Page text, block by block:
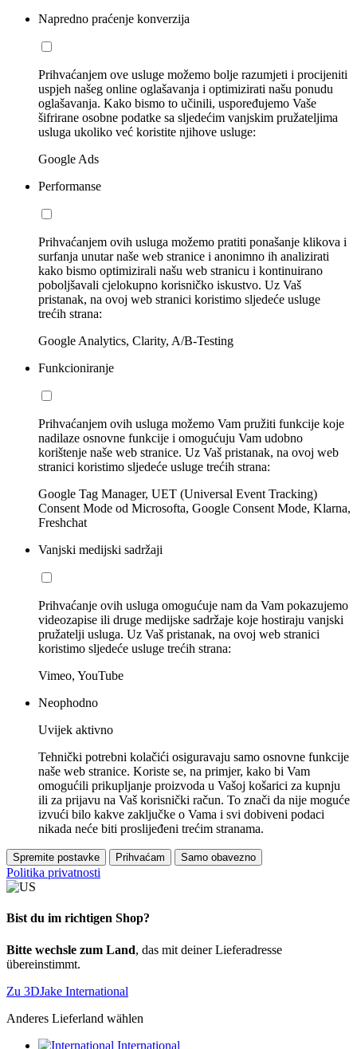
Napredno praćenje konverzija
Prihvaćanjem ove usluge možemo bolje razumjeti i procijeniti
uspjeh našeg online oglašavanja i optimizirati našu ponudu
oglašavanja. Kako bismo to učinili, uspoređujemo Vaše
šifrirane osobne podatke sa sljedećim vanjskim pružateljima
usluga ukoliko već koristite njihove usluge:
Google Ads
Performanse
Prihvaćanjem ovih usluga možemo pratiti ponašanje klikova i
surfanja unutar naše web stranice i anonimno ih analizirati
kako bismo optimizirali našu web stranicu i kontinuirano
poboljšavali cjelokupno korisničko iskustvo. Uz Vaš
pristanak, na ovoj web stranici koristimo sljedeće usluge
trećih strana:
Google Analytics, Clarity, A/B-Testing
Funkcioniranje
Prihvaćanjem ovih usluga možemo Vam pružiti funkcije koje
nadilaze osnovne funkcije i omogućuju Vam udobno
korištenje naše web stranice. Uz Vaš pristanak, na ovoj web
stranici koristimo sljedeće usluge trećih strana:
Google Tag Manager, UET (Universal Event Tracking)
Consent Mode od Microsofta, Google Consent Mode, Klarna,
Freshchat
Vanjski medijski sadržaji
Prihvaćanje ovih usluga omogućuje nam da Vam pokazujemo
videozapise ili druge medijske sadržaje koje hostiraju vanjski
pružatelji usluga. Uz Vaš pristanak, na ovoj web stranici
koristimo sljedeće usluge trećih strana:
Vimeo, YouTube
Neophodno
Uvijek aktivno
Tehnički potrebni kolačići osiguravaju samo osnovne funkcije
naše web stranice. Koriste se, na primjer, kako bi Vam
omogućili prikupljanje proizvoda u Vašoj košarici za kupnju
ili za prijavu na Vaš korisnički račun. To znači da nije moguće
izvući bilo kakve zaključke o Vama i svi dobiveni podaci
nikada neće biti proslijeđeni trećim stranama.
Spremite postavke Prihvaćam Samo obavezno
Politika privatnosti
Bist du im richtigen Shop?
Bitte wechsle zum Land, das mit deiner Lieferadresse
übereinstimmt.
Zu 3DJake International
Anderes Lieferland wählen
International